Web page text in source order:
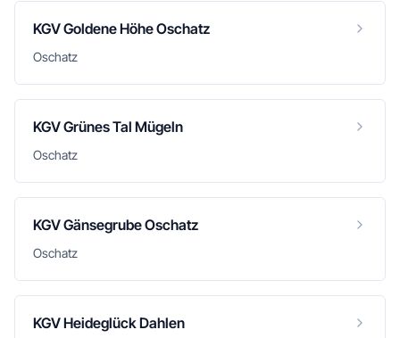
KGV Goldene Höhe Oschatz
Oschatz
KGV Grünes Tal Mügeln
Oschatz
KGV Gänsegrube Oschatz
Oschatz
KGV Heideglück Dahlen